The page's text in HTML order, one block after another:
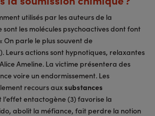
utilisés par les auteurs de la
sont les molécules psychoactives dont font
On parle le plus souvent de
Leurs actions sont hypnotiques, relaxantes
Ameline. La victime présentera des
voire un endormissement. Les
recours aux substances
l’effet entactogène (3) favorise la
abolit la méfiance, fait perdre la notion